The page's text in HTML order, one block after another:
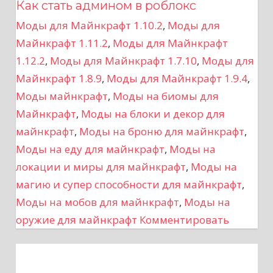
и
г
а
ц
и
я
п
о
з
Как стать админом в роблокс
Моды для Майнкрафт 1.10.2, Моды для
Майнкрафт 1.11.2, Моды для Майнкрафт
1.12.2, Моды для Майнкрафт 1.7.10, Моды для
Майнкрафт 1.8.9, Моды для Майнкрафт 1.9.4,
Моды майнкрафт, Моды на биомы для
Майнкрафт, Моды на блоки и декор для
майнкрафт, Моды на броню для майнкрафт,
Моды на еду для майнкрафт, Моды на
локации и миры для майнкрафт, Моды на
магию и супер способности для майнкрафт,
Моды на мобов для майнкрафт, Моды на
оружие для майнкрафт Комментировать